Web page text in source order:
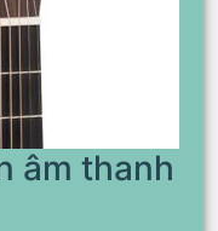
âm thanh